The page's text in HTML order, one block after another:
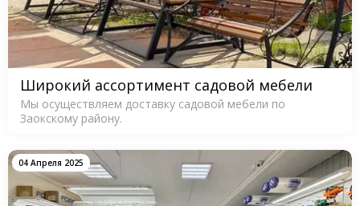
Широкий ассортимент садовой мебели
Мы осуществляем доставку садовой мебели по
Заокскому району.
04 Апреля 2025